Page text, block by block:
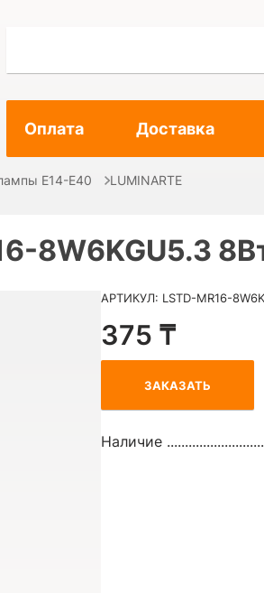
Оплата Доставка
E14-E40 LUMINARTE
8W6KGU5.3
АРТИКУЛ: LSTD-MR16-
375 ₸
ЗАКАЗАТЬ
Наличие